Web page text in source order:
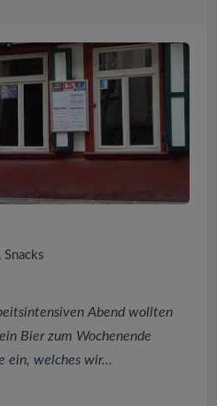
Abend wollten
Bier zum Wochenende
ein, welches wir...